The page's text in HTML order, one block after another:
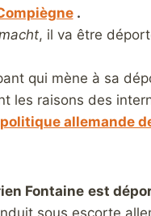
.
, il va être
qui mène à sa
les raisons des
allemande
Fontaine est
sous escorte